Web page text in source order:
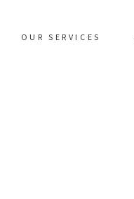
OUR SERVICES